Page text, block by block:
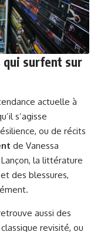
qui surfent sur
actuelle à
s’agisse
ou de récits
de Vanessa
la littérature
des blessures,
aussi des
classique revisité, ou